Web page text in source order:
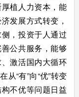
植人力资本，能
发展方式转变，
，投资于人通过
公共服务，能够
激活国内大循环
“有”向“优”转变
不优等问题日益